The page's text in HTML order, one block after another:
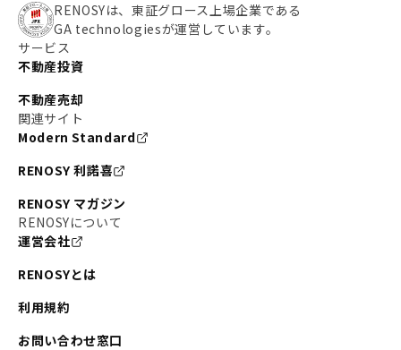
RENOSYは、東証グロース上場企業である
GA technologiesが運営しています。
サービス
不動産投資
不動産売却
関連サイト
Modern Standard
RENOSY 利諾喜
RENOSY マガジン
RENOSYについて
運営会社
RENOSYとは
利用規約
お問い合わせ窓口